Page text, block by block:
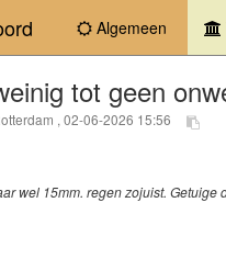
Algemeen
tot geen
, 02-06-2026 15:56
wel 15mm. regen zojuist.